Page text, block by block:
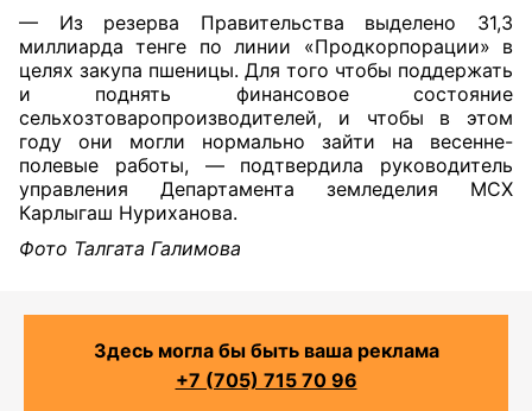
— Из резерва Правительства выделено 31,3
миллиарда тенге по линии «Продкорпорации» в
целях закупа пшеницы. Для того чтобы поддержать
и поднять финансовое состояние
сельхозтоваропроизводителей, и чтобы в этом
году они могли нормально зайти на весенне-
полевые работы, — подтвердила руководитель
управления Департамента земледелия МСХ
Карлыгаш Нуриханова.
Фото Талгата Галимова
Здесь могла бы быть ваша реклама
+7 (705) 715 70 96